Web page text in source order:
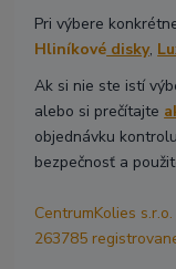
Pri výbere
Hliníkové disky,
Ak si nie ste istí
alebo si prečítajte
objednávku
bezpečnosť a
CentrumKolies
263785